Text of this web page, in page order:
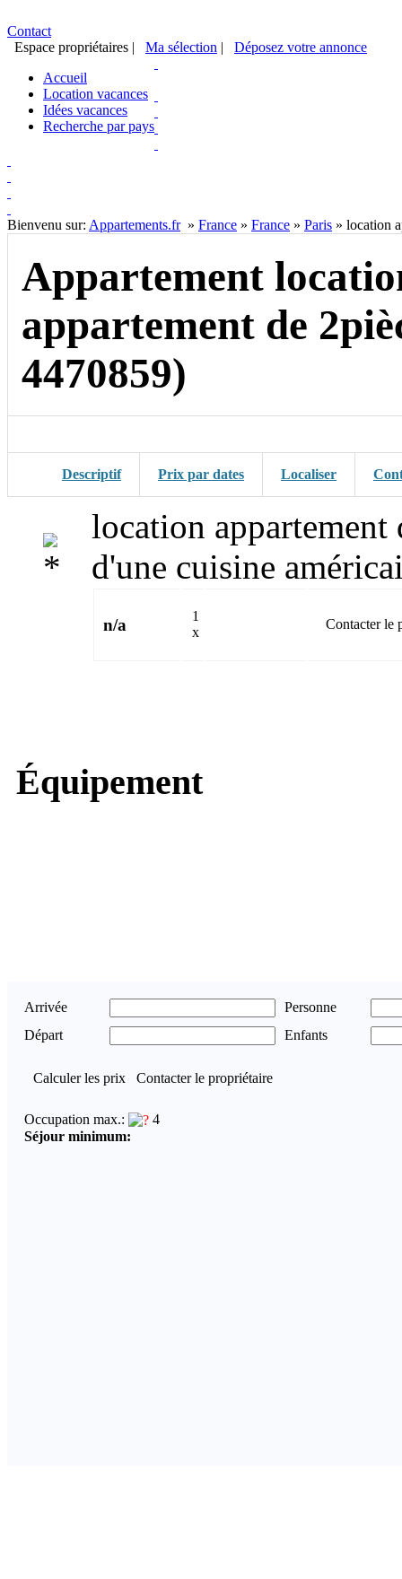
Contact
Espace propriétaires | Ma sélection |
Déposez votre annonce
Accueil
Location vacances
Idées vacances
Recherche par pays
Bienvenu sur: Appartements.fr » France » France » Paris » location
Appartement
appartement de
4470859)
Descriptif Prix par dates Localiser
location appartement
d'une cuisine
n/a
1
x
Contacter le
Équipement
Arrivée
Personne
Départ
Enfants
Calculer les prix Contacter le propriétaire
Occupation max.:
4
Séjour minimum: